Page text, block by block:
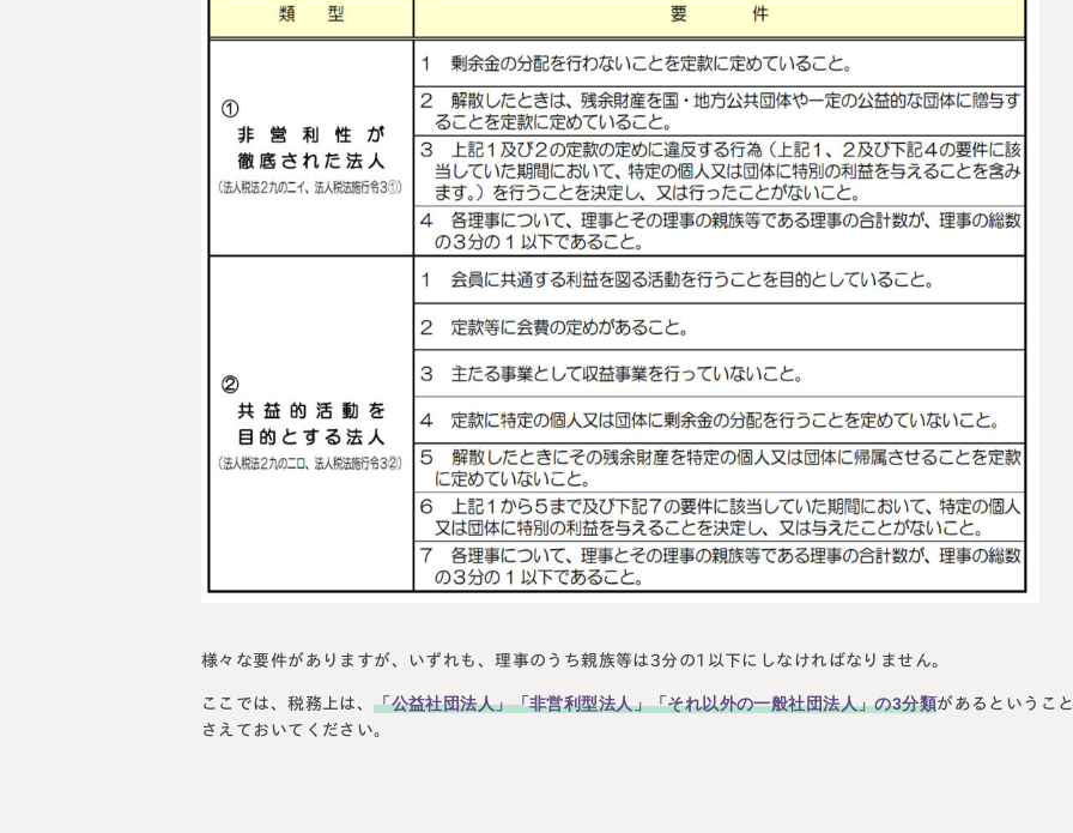
様々な要件がありますが、いずれも、理事のうち親族等は3分の1以下にしなければなりません。
ここでは、税務上は、「公益社団法人」「非営利型法人」「それ以外の一般社団法人」の3分類があるというこ
さえておいてください。